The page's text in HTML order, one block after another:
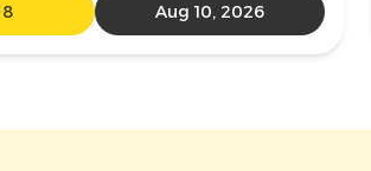
8 Aug 10, 2026